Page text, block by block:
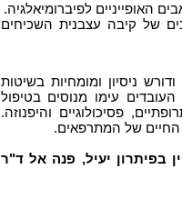
האופייניים לפיברומיאלגיה.
של קיבה עצבנית השכיחים
ניסיון ומומחיות בשיטות
עימו מנוסים בטיפול
פסיכולוגיים והיפנוזה.
של המתרפאים.
בפיתרון יעיל, פנה אל ד"ר